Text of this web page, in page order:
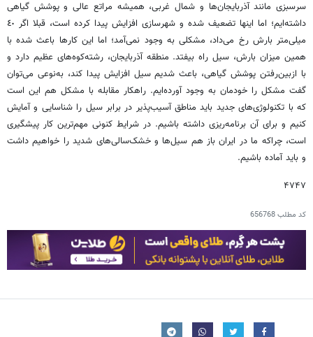
سرسبزی مانند آذربایجان‌ها و شمال غربی، همیشه مراتع عالی و پوشش گیاهی
داشته‌ایم؛ اما اینها تضعیف شده و شهرسازی افزایش پیدا کرده است، قبلا اگر ٤٠
میلی‌متر بارش رخ می‌داد، مشکلی به وجود نمی‌آمد؛ اما این کارها باعث شده با
همین میزان بارش، سیل راه بیفتد. منطقه آذربایجان، رشته‌کوه‌های عظیم دارد و
با ازبین‌رفتن پوشش گیاهی، باعث شدیم سیل افزایش پیدا کند، به‌نوعی می‌توان
گفت مشکل را خودمان به وجود آورده‌ایم. راهکار مقابله با مشکل هم این است
که با تکنولوژی‌های جدید باید مناطق آسیب‌پذیر در برابر سیل را شناسایی و آمایش
کنیم و برای آن برنامه‌ریزی داشته باشیم. در شرایط کنونی مهم‌ترین کار پیشگیری
است، چراکه ما در ایران باز هم سیل‌ها و خشک‌سالی‌های شدید را خواهیم داشت
و باید آماده باشیم.
۴۷۴۷
کد مطلب656768